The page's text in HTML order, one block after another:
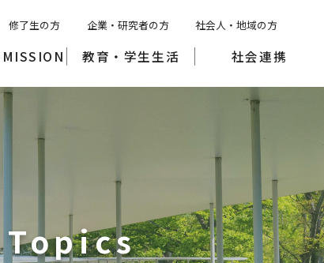
教育・学生生活 社会連携
修了生の方 企業・研究者の方
社会人・地域の方
Topics